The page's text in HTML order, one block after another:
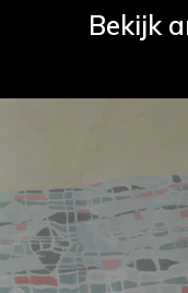
Bekijk